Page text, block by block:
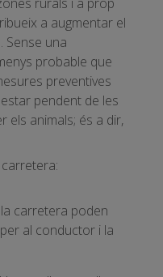
a augmentar el
Sense una
probable que
preventives
pendent de les
els animals; és a dir,
carretera poden
al conductor i la